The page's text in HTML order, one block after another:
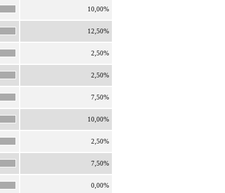
10,00%
12,50%
2,50%
2,50%
7,50%
10,00%
2,50%
7,50%
0,00%